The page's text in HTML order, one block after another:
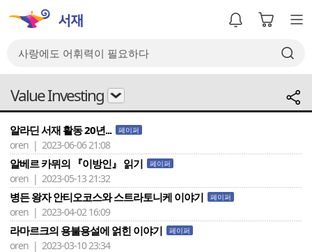
Value Investing
알라딘 서재 활동 20년... 페이퍼
oren | 2023-06-06 21:08
알베르 카뮈의 『이방인』 읽기 페이퍼
oren | 2023-05-13 21:32
병든 왕자 안티오코스와 스트라토니케 이야기 페이퍼
oren | 2023-04-02 16:09
라마르크의 용불용설에 얽힌 이야기 페이퍼
oren | 2023-03-10 23:34